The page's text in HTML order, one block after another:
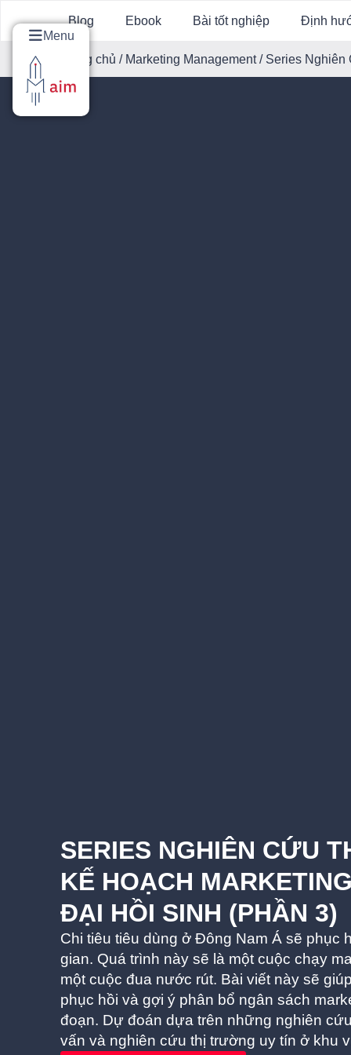
Menu
Blog Ebook Bài tốt nghiệp Định
Trang chủ / Marketing Management/ Series Nghiên
SERIES NGHIÊN CỨU
KẾ HOẠCH
ĐẠI HỒI SINH (PHẦN 3)
Chi tiêu tiêu dùng ở Đông Nam Á sẽ phục
gian. Quá trình này sẽ là một cuộc chạy
một cuộc đua nước rút. Bài viết này sẽ
phục hồi và gợi ý phân bổ ngân sách
đoạn. Dự đoán dựa trên những nghiên
vấn và nghiên cứu thị trường uy tín ở khu